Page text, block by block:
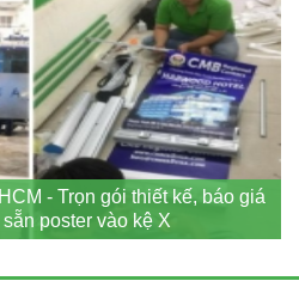
- Trọn gói thiết kế, báo giá
poster vào kệ X